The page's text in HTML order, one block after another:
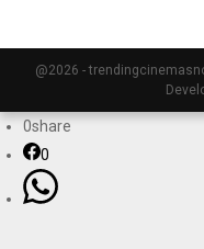
@2026 -
0share
0